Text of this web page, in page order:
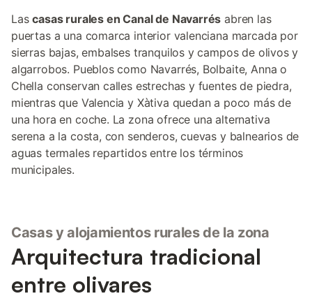
Lascasas rurales en Canal de Navarrés abren las
puertas a una comarca interior valenciana marcada por
sierras bajas, embalses tranquilos y campos de olivos y
algarrobos. Pueblos como Navarrés, Bolbaite, Anna o
Chella conservan calles estrechas y fuentes de piedra,
mientras que Valencia y Xàtiva quedan a poco más de
una hora en coche. La zona ofrece una alternativa
serena a la costa, con senderos, cuevas y balnearios de
aguas termales repartidos entre los términos
municipales.
Casas y alojamientos rurales de la zona
Arquitectura tradicional
entre olivares